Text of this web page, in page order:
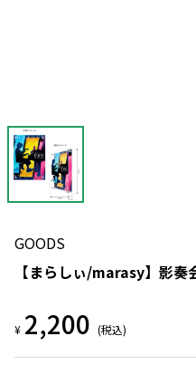
GOODS
【まらしぃ/marasy】影奏
¥ 2,200 (税込)